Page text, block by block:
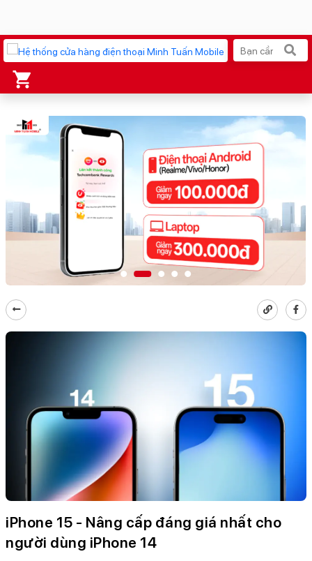
iPhone 17 Pro Max MacBook Neo giá tốt
AirTag 2 Mới Galaxy Z8 Series
AirPods 4 OPPO Reno16
Apple Watch S11 Ốp lưng Pitaka
Ốp lưng Apple
Loa Marshall Cốc sạc Apple
iPhone 15 - Nâng cấp đáng giá nhất cho
người dùng iPhone 14